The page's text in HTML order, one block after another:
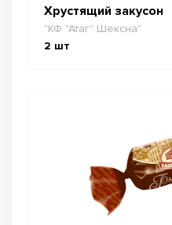
Хрустящий закусон
"КФ "Атаг" Шексна"
2 шт